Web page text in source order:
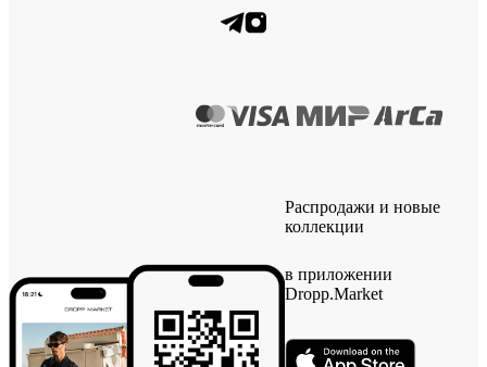
Распродажи и новые
коллекции
в приложении
Dropp.Market